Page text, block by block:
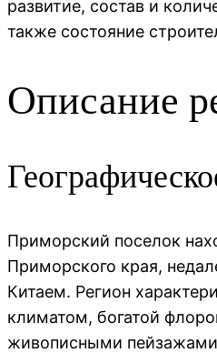
развитие, состав и
также состояние
Описание
Приморский поселок
Приморского края,
Китаем. Регион
климатом, богатой
живописными